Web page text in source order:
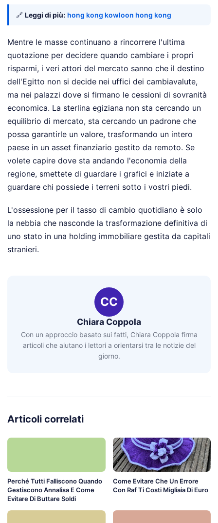
🔗 Leggi di più: hong kong kowloon hong kong
Mentre le masse continuano a rincorrere l'ultima
quotazione per decidere quando cambiare i propri
risparmi, i veri attori del mercato sanno che il destino
dell'Egitto non si decide nei uffici dei cambiavalute,
ma nei palazzi dove si firmano le cessioni di sovranità
economica. La sterlina egiziana non sta cercando un
equilibrio di mercato, sta cercando un padrone che
possa garantirle un valore, trasformando un intero
paese in un asset finanziario gestito da remoto. Se
volete capire dove sta andando l'economia della
regione, smettete di guardare i grafici e iniziate a
guardare chi possiede i terreni sotto i vostri piedi.
L'ossessione per il tasso di cambio quotidiano è solo
la nebbia che nasconde la trasformazione definitiva di
uno stato in una holding immobiliare gestita da capitali
stranieri.
CC
Chiara Coppola
Con un approccio basato sui fatti, Chiara Coppola firma
articoli che aiutano i lettori a orientarsi tra le notizie del
giorno.
Articoli correlati
Perché Tutti Falliscono Quando
Gestiscono Annalisa E Come
Evitare Di Buttare Soldi
Come Evitare Che Un Errore
Con Raf Ti Costi Migliaia Di Euro